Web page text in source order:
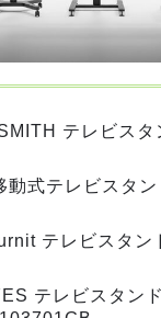
テレビスタ
動式テレビスタ
テレビスタン
テレビスタン